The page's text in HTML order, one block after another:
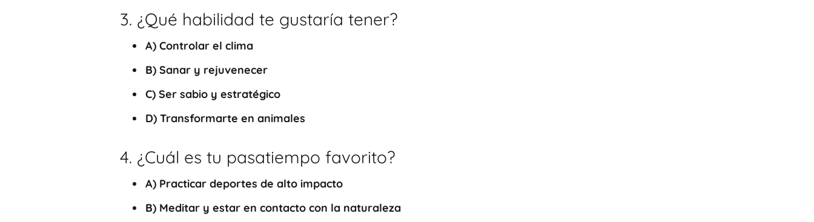
3. ¿Qué habilidad te gustaría tener?
A) Controlar el clima
B) Sanar y rejuvenecer
C) Ser sabio y estratégico
D) Transformarte en animales
4. ¿Cuál es tu pasatiempo favorito?
A) Practicar deportes de alto impacto
B) Meditar y estar en contacto con la naturaleza